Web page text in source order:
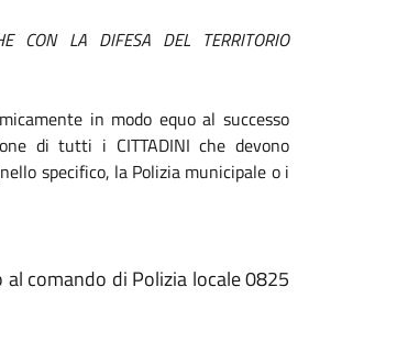
CON LA DIFESA DEL TERRITORIO
in modo equo al successo
di tutti i CITTADINI che devono
specifico, la Polizia municipale o i
comando di Polizia locale 0825